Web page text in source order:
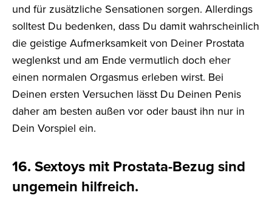
und für zusätzliche Sensationen sorgen. Allerdings
solltest Du bedenken, dass Du damit wahrscheinlich
die geistige Aufmerksamkeit von Deiner Prostata
weglenkst und am Ende vermutlich doch eher
einen normalen Orgasmus erleben wirst. Bei
Deinen ersten Versuchen lässt Du Deinen Penis
daher am besten außen vor oder baust ihn nur in
Dein Vorspiel ein.
16. Sextoys mit Prostata-Bezug sind
ungemein hilfreich.